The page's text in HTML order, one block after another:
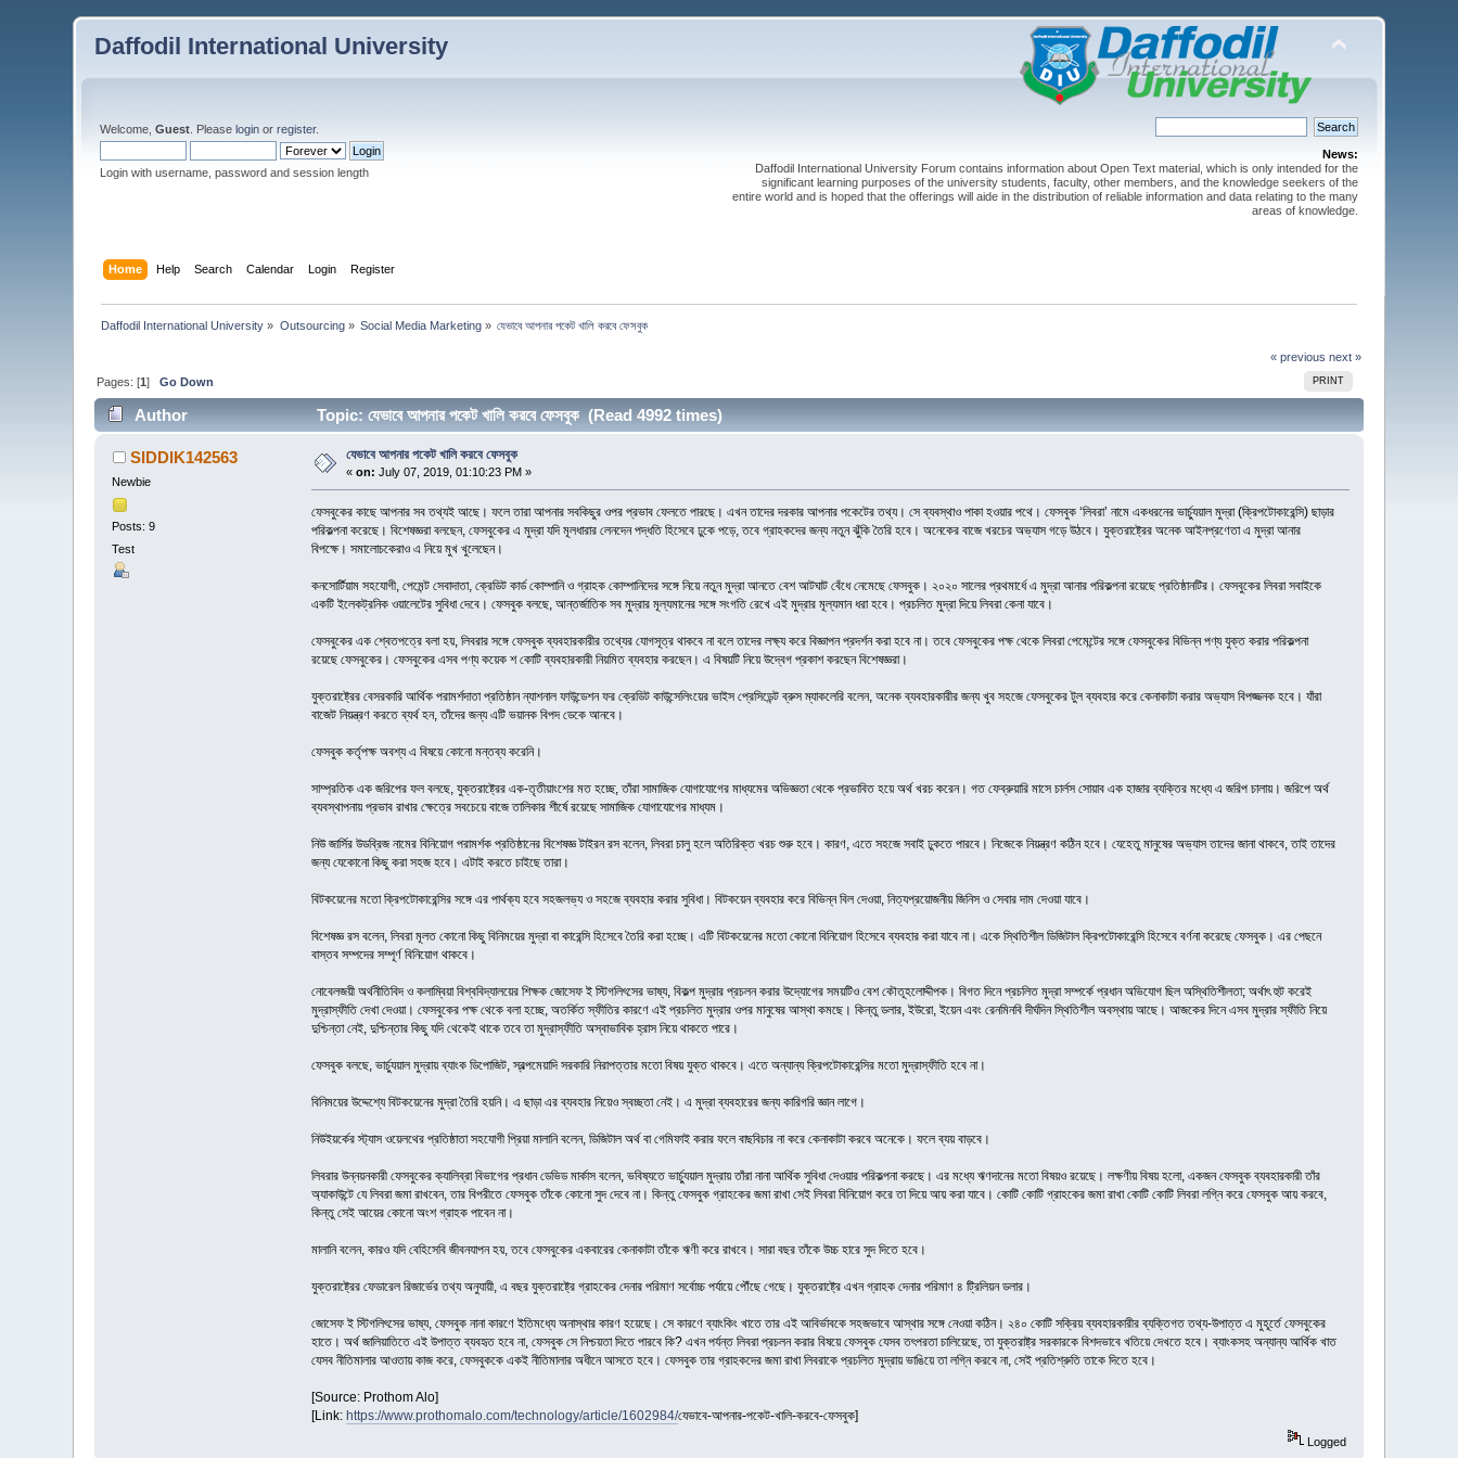
Daffodil International University
Welcome,Guest . Pleaselogin orregister.
Login with username, password and session length
News:
Daffodil International University Forum contains information about Open Text material, which is only intended for the
significant learning purposes of the university students, faculty, other members, and the knowledge seekers of the
entire world and is hoped that the offerings will aide in the distribution of reliable information and data relating to the many
areas of knowledge.
Home Help Search Calendar Login Register
Daffodil International University » Outsourcing» Social Media Marketing » যেভাবে আপনার পকেট খালি করবে ফেসবুক
« previous next »
PRINT
Pages: [1]Go Down
Author Topic: যেভাবে আপনার পকেট খালি করবে ফেসবুক (Read 4992 times)
SIDDIK142563
Newbie
Posts: 9
Test
যেভাবে আপনার পকেট খালি করবে ফেসবুক
«on: July 07, 2019, 01:10:23 PM »
ফেসবুকের কাছে আপনার সব তথ্যই আছে। ফলে তারা আপনার সবকিছুর ওপর প্রভাব ফেলতে পারছে। এখন তাদের দরকার আপনার পকেটের তথ্য। সে ব্যবস্থাও পাকা হওয়ার পথে। ফেসবুক ‘লিবরা’ নামে একধরনের ভার্চ্যুয়াল মুদ্রা (ক্রিপটোকারেন্সি) ছাড়ার
পরিকল্পনা করেছে। বিশেষজ্ঞরা বলছেন, ফেসবুকের এ মুদ্রা যদি মূলধারার লেনদেন পদ্ধতি হিসেবে ঢুকে পড়ে, তবে গ্রাহকদের জন্য নতুন ঝুঁকি তৈরি হবে। অনেকের বাজে খরচের অভ্যাস গড়ে উঠবে। যুক্তরাষ্ট্রের অনেক আইনপ্রণেতা এ মুদ্রা আনার
বিপক্ষে। সমালোচকেরাও এ নিয়ে মুখ খুলেছেন।
কনসোর্টিয়াম সহযোগী, পেমেন্ট সেবাদাতা, ক্রেডিট কার্ড কোম্পানি ও গ্রাহক কোম্পানিদের সঙ্গে নিয়ে নতুন মুদ্রা আনতে বেশ আটঘাট বেঁধে নেমেছে ফেসবুক। ২০২০ সালের প্রথমার্ধে এ মুদ্রা আনার পরিকল্পনা রয়েছে প্রতিষ্ঠানটির। ফেসবুকের লিবরা সবাইকে
একটি ইলেকট্রনিক ওয়ালেটের সুবিধা দেবে। ফেসবুক বলছে, আন্তর্জাতিক সব মুদ্রার মূল্যমানের সঙ্গে সংগতি রেখে এই মুদ্রার মূল্যমান ধরা হবে। প্রচলিত মুদ্রা দিয়ে লিবরা কেনা যাবে।
ফেসবুকের এক শ্বেতপত্রে বলা হয়, লিবরার সঙ্গে ফেসবুক ব্যবহারকারীর তথ্যের যোগসূত্র থাকবে না বলে তাদের লক্ষ্য করে বিজ্ঞাপন প্রদর্শন করা হবে না। তবে ফেসবুকের পক্ষ থেকে লিবরা পেমেন্টের সঙ্গে ফেসবুকের বিভিন্ন পণ্য যুক্ত করার পরিকল্পনা
রয়েছে ফেসবুকের। ফেসবুকের এসব পণ্য কয়েক শ কোটি ব্যবহারকারী নিয়মিত ব্যবহার করছেন। এ বিষয়টি নিয়ে উদ্বেগ প্রকাশ করছেন বিশেষজ্ঞরা।
যুক্তরাষ্ট্রের বেসরকারি আর্থিক পরামর্শদাতা প্রতিষ্ঠান ন্যাশনাল ফাউন্ডেশন ফর ক্রেডিট কাউন্সেলিংয়ের ভাইস প্রেসিডেন্ট ব্রুস ম্যাকলেরি বলেন, অনেক ব্যবহারকারীর জন্য খুব সহজে ফেসবুকের টুল ব্যবহার করে কেনাকাটা করার অভ্যাস বিপজ্জনক হবে। যাঁরা
বাজেট নিয়ন্ত্রণ করতে ব্যর্থ হন, তাঁদের জন্য এটি ভয়ানক বিপদ ডেকে আনবে।
ফেসবুক কর্তৃপক্ষ অবশ্য এ বিষয়ে কোনো মন্তব্য করেনি।
সাম্প্রতিক এক জরিপের ফল বলছে, যুক্তরাষ্ট্রের এক-তৃতীয়াংশের মত হচ্ছে, তাঁরা সামাজিক যোগাযোগের মাধ্যমের অভিজ্ঞতা থেকে প্রভাবিত হয়ে অর্থ খরচ করেন। গত ফেব্রুয়ারি মাসে চার্লস সোয়াব এক হাজার ব্যক্তির মধ্যে এ জরিপ চালায়। জরিপে অর্থ
ব্যবস্থাপনায় প্রভাব রাখার ক্ষেত্রে সবচেয়ে বাজে তালিকার শীর্ষে রয়েছে সামাজিক যোগাযোগের মাধ্যম।
নিউ জার্সির উডব্রিজ নামের বিনিয়োগ পরামর্শক প্রতিষ্ঠানের বিশেষজ্ঞ টাইরন রস বলেন, লিবরা চালু হলে অতিরিক্ত খরচ শুরু হবে। কারণ, এতে সহজে সবাই ঢুকতে পারবে। নিজেকে নিয়ন্ত্রণ কঠিন হবে। যেহেতু মানুষের অভ্যাস তাদের জানা থাকবে, তাই তাদের
জন্য যেকোনো কিছু করা সহজ হবে। এটাই করতে চাইছে তারা।
বিটকয়েনের মতো ক্রিপটোকারেন্সির সঙ্গে এর পার্থক্য হবে সহজলভ্য ও সহজে ব্যবহার করার সুবিধা। বিটকয়েন ব্যবহার করে বিভিন্ন বিল দেওয়া, নিত্যপ্রয়োজনীয় জিনিস ও সেবার দাম দেওয়া যাবে।
বিশেষজ্ঞ রস বলেন, লিবরা মূলত কোনো কিছু বিনিময়ের মুদ্রা বা কারেন্সি হিসেবে তৈরি করা হচ্ছে। এটি বিটকয়েনের মতো কোনো বিনিয়োগ হিসেবে ব্যবহার করা যাবে না। একে স্থিতিশীল ডিজিটাল ক্রিপটোকারেন্সি হিসেবে বর্ণনা করেছে ফেসবুক। এর পেছনে
বাস্তব সম্পদের সম্পূর্ণ বিনিয়োগ থাকবে।
নোবেলজয়ী অর্থনীতিবিদ ও কলাম্বিয়া বিশ্ববিদ্যালয়ের শিক্ষক জোসেফ ই স্টিগলিৎসের ভাষ্য, বিকল্প মুদ্রার প্রচলন করার উদ্যোগের সময়টিও বেশ কৌতূহলোদ্দীপক। বিগত দিনে প্রচলিত মুদ্রা সম্পর্কে প্রধান অভিযোগ ছিল অস্থিতিশীলতা; অর্থাৎ হুট করেই
মুদ্রাস্ফীতি দেখা দেওয়া। ফেসবুকের পক্ষ থেকে বলা হচ্ছে, অতর্কিত স্ফীতির কারণে এই প্রচলিত মুদ্রার ওপর মানুষের আস্থা কমছে। কিন্তু ডলার, ইউরো, ইয়েন এবং রেনমিনবি দীর্ঘদিন স্থিতিশীল অবস্থায় আছে। আজকের দিনে এসব মুদ্রার স্ফীতি নিয়ে
দুশ্চিন্তা নেই, দুশ্চিন্তার কিছু যদি থেকেই থাকে তবে তা মুদ্রাস্ফীতি অস্বাভাবিক হ্রাস নিয়ে থাকতে পারে।
ফেসবুক বলছে, ভার্চ্যুয়াল মুদ্রায় ব্যাংক ডিপোজিট, স্বল্পমেয়াদি সরকারি নিরাপত্তার মতো বিষয় যুক্ত থাকবে। এতে অন্যান্য ক্রিপটোকারেন্সির মতো মুদ্রাস্ফীতি হবে না।
বিনিময়ের উদ্দেশ্যে বিটকয়েনের মুদ্রা তৈরি হয়নি। এ ছাড়া এর ব্যবহার নিয়েও স্বচ্ছতা নেই। এ মুদ্রা ব্যবহারের জন্য কারিগরি জ্ঞান লাগে।
নিউইয়র্কের স্ট্যাস ওয়েলথের প্রতিষ্ঠাতা সহযোগী প্রিয়া মালানি বলেন, ডিজিটাল অর্থ বা গেমিফাই করার ফলে বাছবিচার না করে কেনাকাটা করবে অনেকে। ফলে ব্যয় বাড়বে।
লিবরার উন্নয়নকারী ফেসবুকের ক্যালিব্রা বিভাগের প্রধান ডেভিড মার্কাস বলেন, ভবিষ্যতে ভার্চ্যুয়াল মুদ্রায় তাঁরা নানা আর্থিক সুবিধা দেওয়ার পরিকল্পনা করছে। এর মধ্যে ঋণদানের মতো বিষয়ও রয়েছে। লক্ষণীয় বিষয় হলো, একজন ফেসবুক ব্যবহারকারী তাঁর
অ্যাকাউন্টে যে লিবরা জমা রাখবেন, তার বিপরীতে ফেসবুক তাঁকে কোনো সুদ দেবে না। কিন্তু ফেসবুক গ্রাহকের জমা রাখা সেই লিবরা বিনিয়োগ করে তা দিয়ে আয় করা যাবে। কোটি কোটি গ্রাহকের জমা রাখা কোটি কোটি লিবরা লগ্নি করে ফেসবুক আয় করবে,
কিন্তু সেই আয়ের কোনো অংশ গ্রাহক পাবেন না।
মালানি বলেন, কারও যদি বেহিসেবি জীবনযাপন হয়, তবে ফেসবুকের একবারের কেনাকাটা তাঁকে ঋণী করে রাখবে। সারা বছর তাঁকে উচ্চ হারে সুদ দিতে হবে।
যুক্তরাষ্ট্রের ফেডারেল রিজার্ভের তথ্য অনুযায়ী, এ বছর যুক্তরাষ্ট্রে গ্রাহকের দেনার পরিমাণ সর্বোচ্চ পর্যায়ে পৌঁছে গেছে। যুক্তরাষ্ট্রে এখন গ্রাহক দেনার পরিমাণ ৪ ট্রিলিয়ন ডলার।
জোসেফ ই স্টিগলিৎসের ভাষ্য, ফেসবুক নানা কারণে ইতিমধ্যে অনাস্থার কারণ হয়েছে। সে কারণে ব্যাংকিং খাতে তার এই আবির্ভাবকে সহজভাবে আস্থার সঙ্গে নেওয়া কঠিন। ২৪০ কোটি সক্রিয় ব্যবহারকারীর ব্যক্তিগত তথ্য-উপাত্ত এ মুহূর্তে ফেসবুকের
হাতে। অর্থ জালিয়াতিতে এই উপাত্ত ব্যবহৃত হবে না, ফেসবুক সে নিশ্চয়তা দিতে পারবে কি? এখন পর্যন্ত লিবরা প্রচলন করার বিষয়ে ফেসবুক যেসব তৎপরতা চালিয়েছে, তা যুক্তরাষ্ট্র সরকারকে বিশদভাবে খতিয়ে দেখতে হবে। ব্যাংকসহ অন্যান্য আর্থিক খাত
যেসব নীতিমালার আওতায় কাজ করে, ফেসবুককে একই নীতিমালার অধীনে আসতে হবে। ফেসবুক তার গ্রাহকদের জমা রাখা লিবরাকে প্রচলিত মুদ্রায় ভাঙিয়ে তা লগ্নি করবে না, সেই প্রতিশ্রুতি তাকে দিতে হবে।
[Source: Prothom Alo]
[Link: https://www.prothomalo.com/technology/article/1602984/যেভাবে-আপনার-পকেট-খালি-করবে-ফেসবুক]
Logged